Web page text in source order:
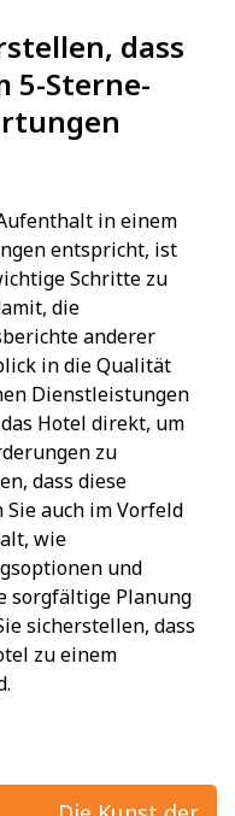
dass
5-Sterne-
in einem
entspricht, ist
Schritte zu
die
anderer
in die Qualität
Dienstleistungen
Hotel direkt, um
zu
dass diese
auch im Vorfeld
wie
und
sorgfältige Planung
sicherstellen, dass
zu einem